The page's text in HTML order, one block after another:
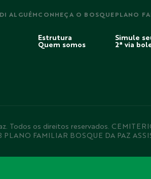
ALGUÉM CONHEÇA O BOSQUE
Estrutura
Quem somos
PLANO
Simule
2ª via
Todos os direitos reservados.
FAMILIAR BOSQUE DA PAZ